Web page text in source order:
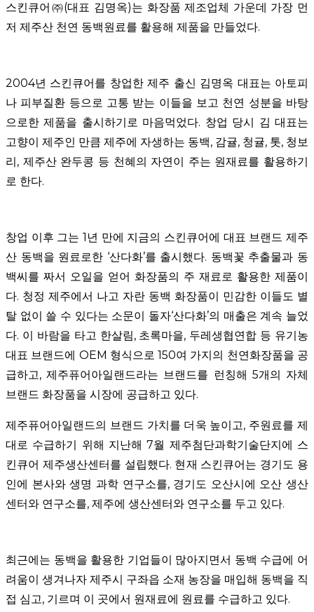
스킨큐어㈜(대표 김명옥)는 화장품 제조업체 가운데 가장 먼
저 제주산 천연 동백원료를 활용해 제품을 만들었다.
2004년 스킨큐어를 창업한 제주 출신 김명옥 대표는 아토피
나 피부질환 등으로 고통 받는 이들을 보고 천연 성분을 바탕
으로한 제품을 출시하기로 마음먹었다. 창업 당시 김 대표는
고향이 제주인 만큼 제주에 자생하는 동백, 감귤, 청귤, 톳, 청보
리, 제주산 완두콩 등 천혜의 자연이 주는 원재료를 활용하기
로 한다.
창업 이후 그는 1년 만에 지금의 스킨큐어에 대표 브랜드 제주
산 동백을 원료로한 ‘산다화’를 출시했다. 동백꽃 추출물과 동
백씨를 짜서 오일을 얻어 화장품의 주 재료로 활용한 제품이
다. 청정 제주에서 나고 자란 동백 화장품이 민감한 이들도 별
탈 없이 쓸 수 있다는 소문이 돌자‘산다화’의 매출은 계속 늘었
다. 이 바람을 타고 한살림, 초록마을, 두레생협연합 등 유기농
대표 브랜드에 OEM 형식으로 150여 가지의 천연화장품을 공
급하고, 제주퓨어아일랜드라는 브랜드를 런칭해 5개의 자체
브랜드 화장품을 시장에 공급하고 있다.
제주퓨어아일랜드의 브랜드 가치를 더욱 높이고, 주원료를 제
대로 수급하기 위해 지난해 7월 제주첨단과학기술단지에 스
킨큐어 제주생산센터를 설립했다. 현재 스킨큐어는 경기도 용
인에 본사와 생명 과학 연구소를, 경기도 오산시에 오산 생산
센터와 연구소를, 제주에 생산센터와 연구소를 두고 있다.
최근에는 동백을 활용한 기업들이 많아지면서 동백 수급에 어
려움이 생겨나자 제주시 구좌읍 소재 농장을 매입해 동백을 직
접 심고, 기르며 이 곳에서 원재료에 원료를 수급하고 있다.